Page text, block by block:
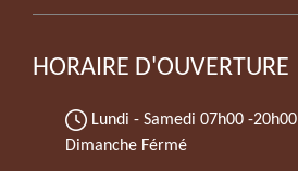
HORAIRE D'OUVERTURE
Lundi - Samedi 07h00 -20h00
Dimanche Férmé